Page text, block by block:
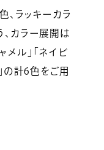
ラッキーカラ
カラー展開は
メル」「ネイビ
の計6色をご用